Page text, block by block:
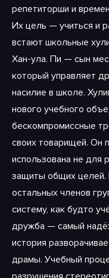
репетиторши и
Их цель — учиться и
встают школьные
Хан-ула. Пи — сын
который управляет
насилие в школе.
нового учебного
бескомпромиссные
своих товарищей. Он
использована не для
защиты общих целей.
остальных членов
систему, как будто
дружба — самый
история
драмы. Учебный